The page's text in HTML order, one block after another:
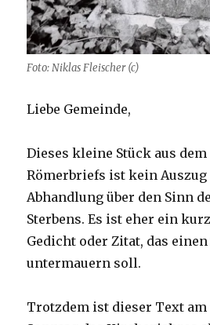
Foto: Niklas Fleischer (c)
Liebe Gemeinde,
Dieses kleine Stück aus dem
Römerbriefs ist kein Auszug
Abhandlung über den Sinn
Sterbens. Es ist eher ein
Gedicht oder Zitat, das
untermauern soll.
Trotzdem ist dieser Text